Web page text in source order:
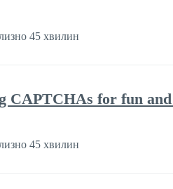
45 хвилин
CAPTCHAs for fun
45 хвилин